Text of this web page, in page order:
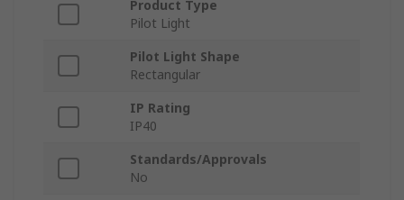
Product Type
Pilot Light
Pilot Light Shape
Rectangular
IP Rating
IP40
Standards/Approvals
No